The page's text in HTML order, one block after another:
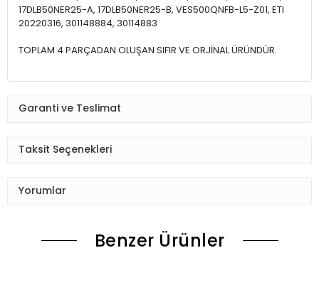
17DLB50NER25-A, 17DLB50NER25-B, VES500QNFB-L5-Z01, ETI
20220316, 301148884, 30114883
TOPLAM 4 PARÇADAN OLUŞAN SIFIR VE ORJİNAL ÜRÜNDÜR.
Garanti ve Teslimat
Taksit Seçenekleri
Yorumlar
Benzer Ürünler